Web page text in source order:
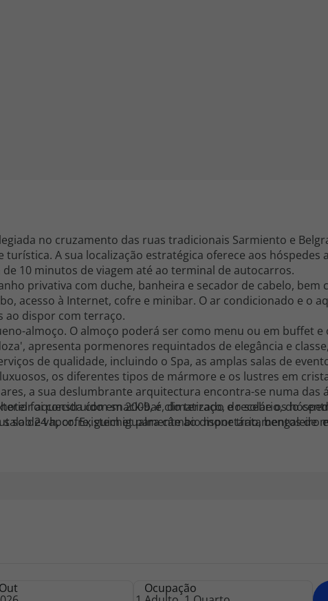
no cruzamento das ruas tradicionais Sarmiento e
A sua localização estratégica oferece aos hóspedes
10 minutos de viagem até ao terminal de autocarros.
privativa com duche, banheira e secador de cabelo, bem
acesso à Internet, cofre e minibar. O ar condicionado e o
ao dispor com terraço.
almoço. O almoço poderá ser como menu ou em buffet e
apresenta pormenores requintados de elegância e
de qualidade, incluindo o Spa, as amplas salas de
os diferentes tipos de mármore e os lustres em
a sua deslumbrante arquitectura encontra-se numa das
foi construído em 2009, é climatizado e recebe os
sob 24 h, cofre, guichet para câmbio monetário, bengaleiro
aquecida com snack-bar, do terraço, do solário, do
de vapor. Existem igualmente ao dispor tratamentos de
Ocupação